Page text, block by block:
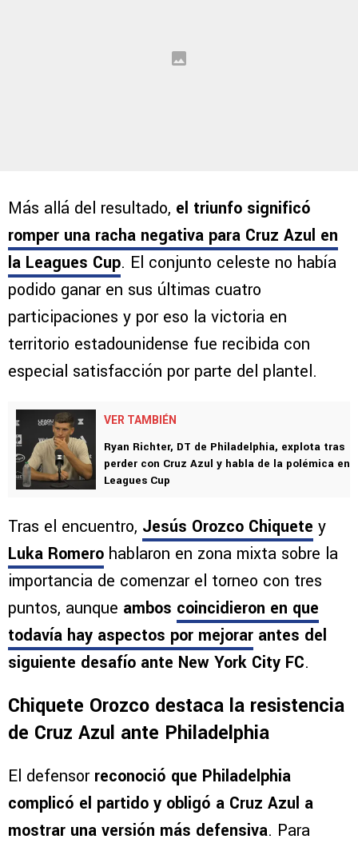
Más allá del resultado, el triunfo significó
romper una racha negativa para Cruz Azul en
la Leagues Cup. El conjunto celeste no había
podido ganar en sus últimas cuatro
participaciones y por eso la victoria en
territorio estadounidense fue recibida con
especial satisfacción por parte del plantel.
VER TAMBIÉN
Ryan Richter, DT de Philadelphia, explota tras
perder con Cruz Azul y habla de la polémica en
Leagues Cup
Tras el encuentro, Jesús Orozco Chiquete y
Luka Romero hablaron en zona mixta sobre la
importancia de comenzar el torneo con tres
puntos, aunque ambos coincidieron en que
todavía hay aspectos por mejorar antes del
siguiente desafío ante New York City FC.
Chiquete Orozco destaca la resistencia
de Cruz Azul ante Philadelphia
El defensor reconoció que Philadelphia
complicó el partido y obligó a Cruz Azul a
mostrar una versión más defensiva. Para